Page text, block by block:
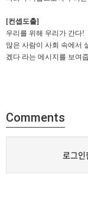
[컨셉도출]
우리를 위해 우리가 간다!
많은 사람이 사회 속에서
겠다 라는 메시지를 보여
Comments
로그